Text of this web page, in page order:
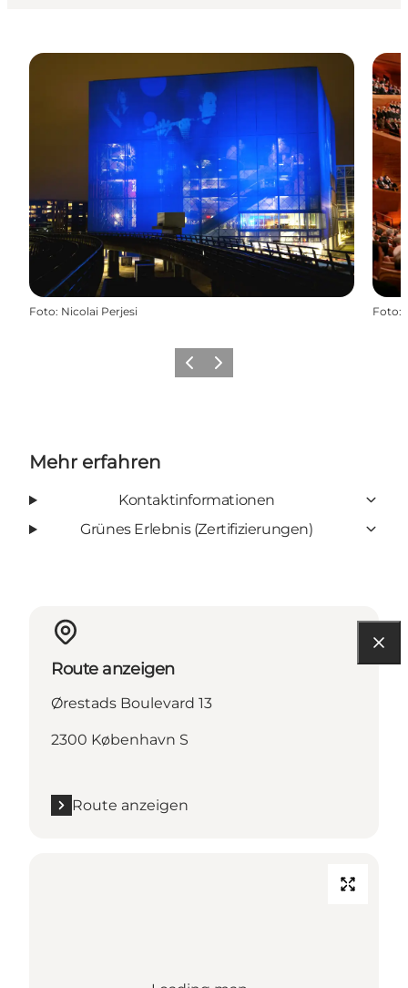
Foto: Nicolai Perjesi Foto:
ZurückWeiter
Mehr erfahren
Kontaktinformationen
Grünes Erlebnis (Zertifizierungen)
Route anzeigen
Ørestads Boulevard 13
2300 København S
Route anzeigen